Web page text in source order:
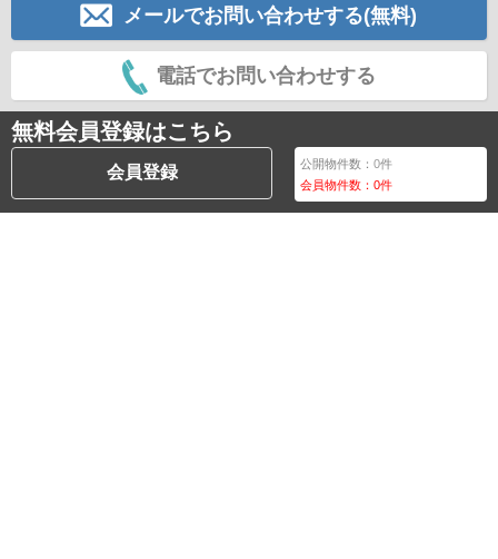
メールでお問い合わせする(無料)
電話でお問い合わせする
無料会員登録はこちら
会員登録 公開物件数：0件
会員物件数：0件